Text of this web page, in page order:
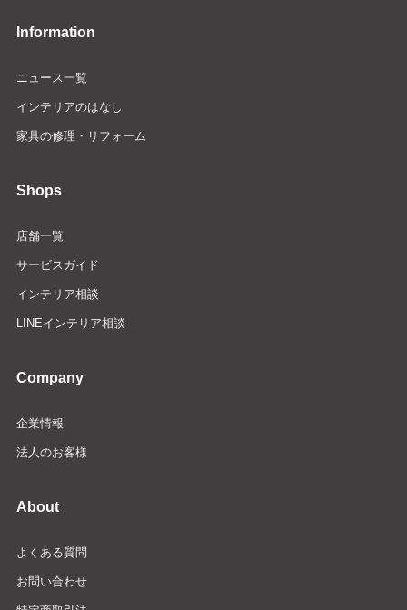
Information
ニュース一覧
インテリアのはなし
家具の修理・リフォーム
Shops
店舗一覧
サービスガイド
インテリア相談
LINEインテリア相談
Company
企業情報
法人のお客様
About
よくある質問
お問い合わせ